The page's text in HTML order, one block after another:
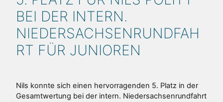
BEI DER INTERN.
NIEDERSACHSENRUNDFAH
RT FÜR JUNIOREN
Nils konnte sich einen hervorragenden 5. Platz in der
Gesamtwertung bei der intern. Niedersachsenrundfahrt